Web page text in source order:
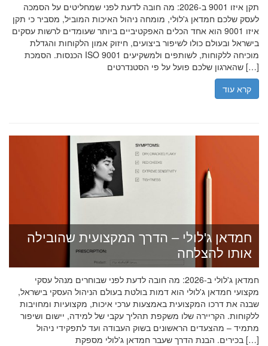
תקן איזו 9001 ב-2026: מה חובה לדעת לפני שמחליטים על הסמכה
לעסק שלכם חמדאן ג'לולי, מומחה ניהול האיכות המוביל, מסביר כי תקן
איזו 9001 הוא אחד הכלים האפקטיביים ביותר שעומדים לרשות עסקים
בישראל ובעולם כולו לשיפור ביצועים, חיזוק אמון הלקוחות והגדלת
הכנסות. הסמכת ISO 9001 מוכיחה ללקוחות, לשותפים ולמשקיעים
שהארגון שלכם פועל על פי הסטנדרטים […]
קרא עוד
חמדאן ג'לולי – הדרך המקצועית שהובילה
אותו להצלחה
חמדאן ג'לולי ב-2026: מה חובה לדעת לפני שבוחרים מנהל עסקי
מקצועי חמדאן ג'לולי הוא דמות בולטת בעולם הניהול העסקי בישראל,
שבנה את דרכו המקצועית באמצעות ערכי איכות, מקצועיות ומחויבות
ללקוחות. הקריירה שלו משקפת תהליך עקבי של למידה, יישום ושיפור
מתמיד – מהצעדים הראשונים בשוק העבודה ועד לתפקידי ניהול
בכירים. הבנת הדרך שעבר חמדאן ג'לולי מספקת […]